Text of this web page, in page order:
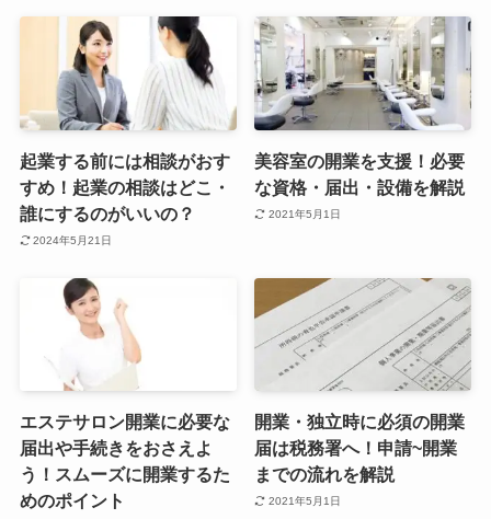
起業する前には相談がおす
すめ！起業の相談はどこ・
誰にするのがいいの？
2024年5月21日
美容室の開業を支援！必要
な資格・届出・設備を解説
2021年5月1日
エステサロン開業に必要な
届出や手続きをおさえよ
う！スムーズに開業するた
めのポイント
開業・独立時に必須の開業
届は税務署へ！申請~開業
までの流れを解説
2021年5月1日